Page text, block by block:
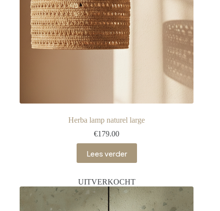
Herba lamp naturel large
€179.00
Lees verder
UITVERKOCHT